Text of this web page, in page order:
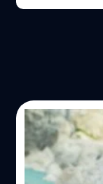
10/07/2022
Respawn
จักรวาล